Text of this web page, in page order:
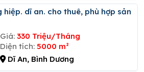
Giá: 330 Triệu/Tháng
Diện tích: 5000 m²
Dĩ An, Bình Dương